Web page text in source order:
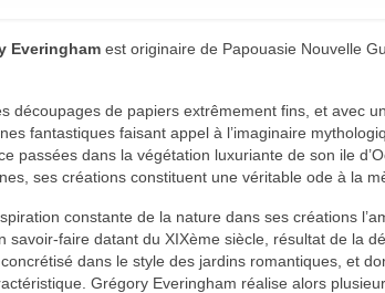
Everingham est originaire de Papouasie Nouvelle
découpages de papiers extrêmement fins, et avec
fantastiques faisant appel à l’imaginaire
passées dans la végétation luxuriante de son ile
ses créations constituent une véritable ode à la
constante de la nature dans ses créations
savoir-faire datant du XIXème siècle, résultat de la
concrétisé dans le style des jardins romantiques, et
Grégory Everingham réalise alors